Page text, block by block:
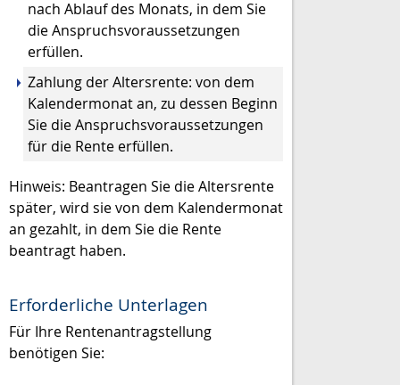
nach Ablauf des Monats, in dem Sie
die Anspruchsvoraussetzungen
erfüllen.
Zahlung der Altersrente: von dem
Kalendermonat an, zu dessen Beginn
Sie die Anspruchsvoraussetzungen
für die Rente erfüllen.
Hinweis: Beantragen Sie die Altersrente
später, wird sie von dem Kalendermonat
an gezahlt, in dem Sie die Rente
beantragt haben.
Erforderliche Unterlagen
Für Ihre Rentenantragstellung
benötigen Sie: